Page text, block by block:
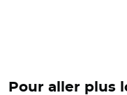
Pour aller plus